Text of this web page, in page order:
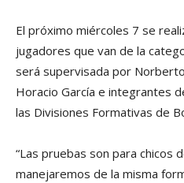
El próximo miércoles 7 se
jugadores que van de la
será supervisada por Norberto
Horacio García e integrantes
las Divisiones Formativas de
“Las pruebas son para chicos
manejaremos de la misma